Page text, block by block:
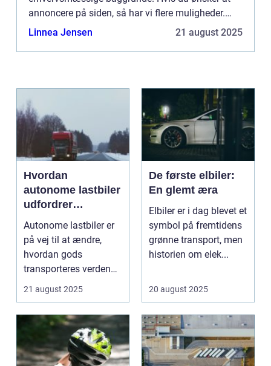
annoncere på siden, så har vi flere muligheder.
Bannerannoncering er blot én af mulighederne. Vil
Linnea Jensen 21 august 2025
Hvordan
autonome lastbiler
udfordrer
traditionel logistik
Autonome lastbiler er
på vej til at ændre,
hvordan gods
transporteres verden
over. Udsty...
21 august 2025
De første elbiler:
En glemt æra
Elbiler er i dag blevet et
symbol på fremtidens
grønne transport, men
historien om elek...
20 august 2025